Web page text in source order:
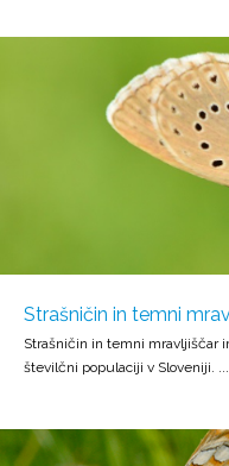
Strašničin in temni
Strašničin in temni mravljiščar
številčni populaciji v Sloveniji. ...